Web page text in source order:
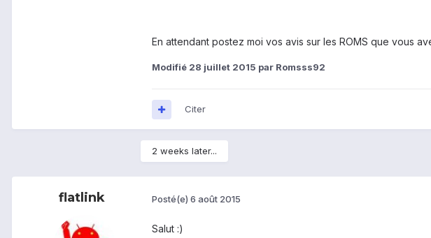
En attendant postez moi vos avis sur les ROMS que vous
Modifié 28 juillet 2015 par Romsss92
Citer
2 weeks later...
flatlink Posté(e) 6 août 2015
Salut :)